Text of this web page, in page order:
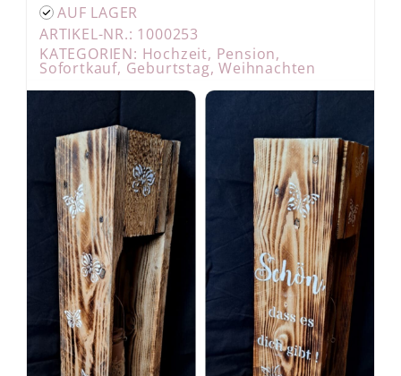
AUF LAGER
ARTIKEL-NR.: 1000253
KATEGORIEN: Hochzeit, Pension,
Sofortkauf, Geburtstag,Weihnachten